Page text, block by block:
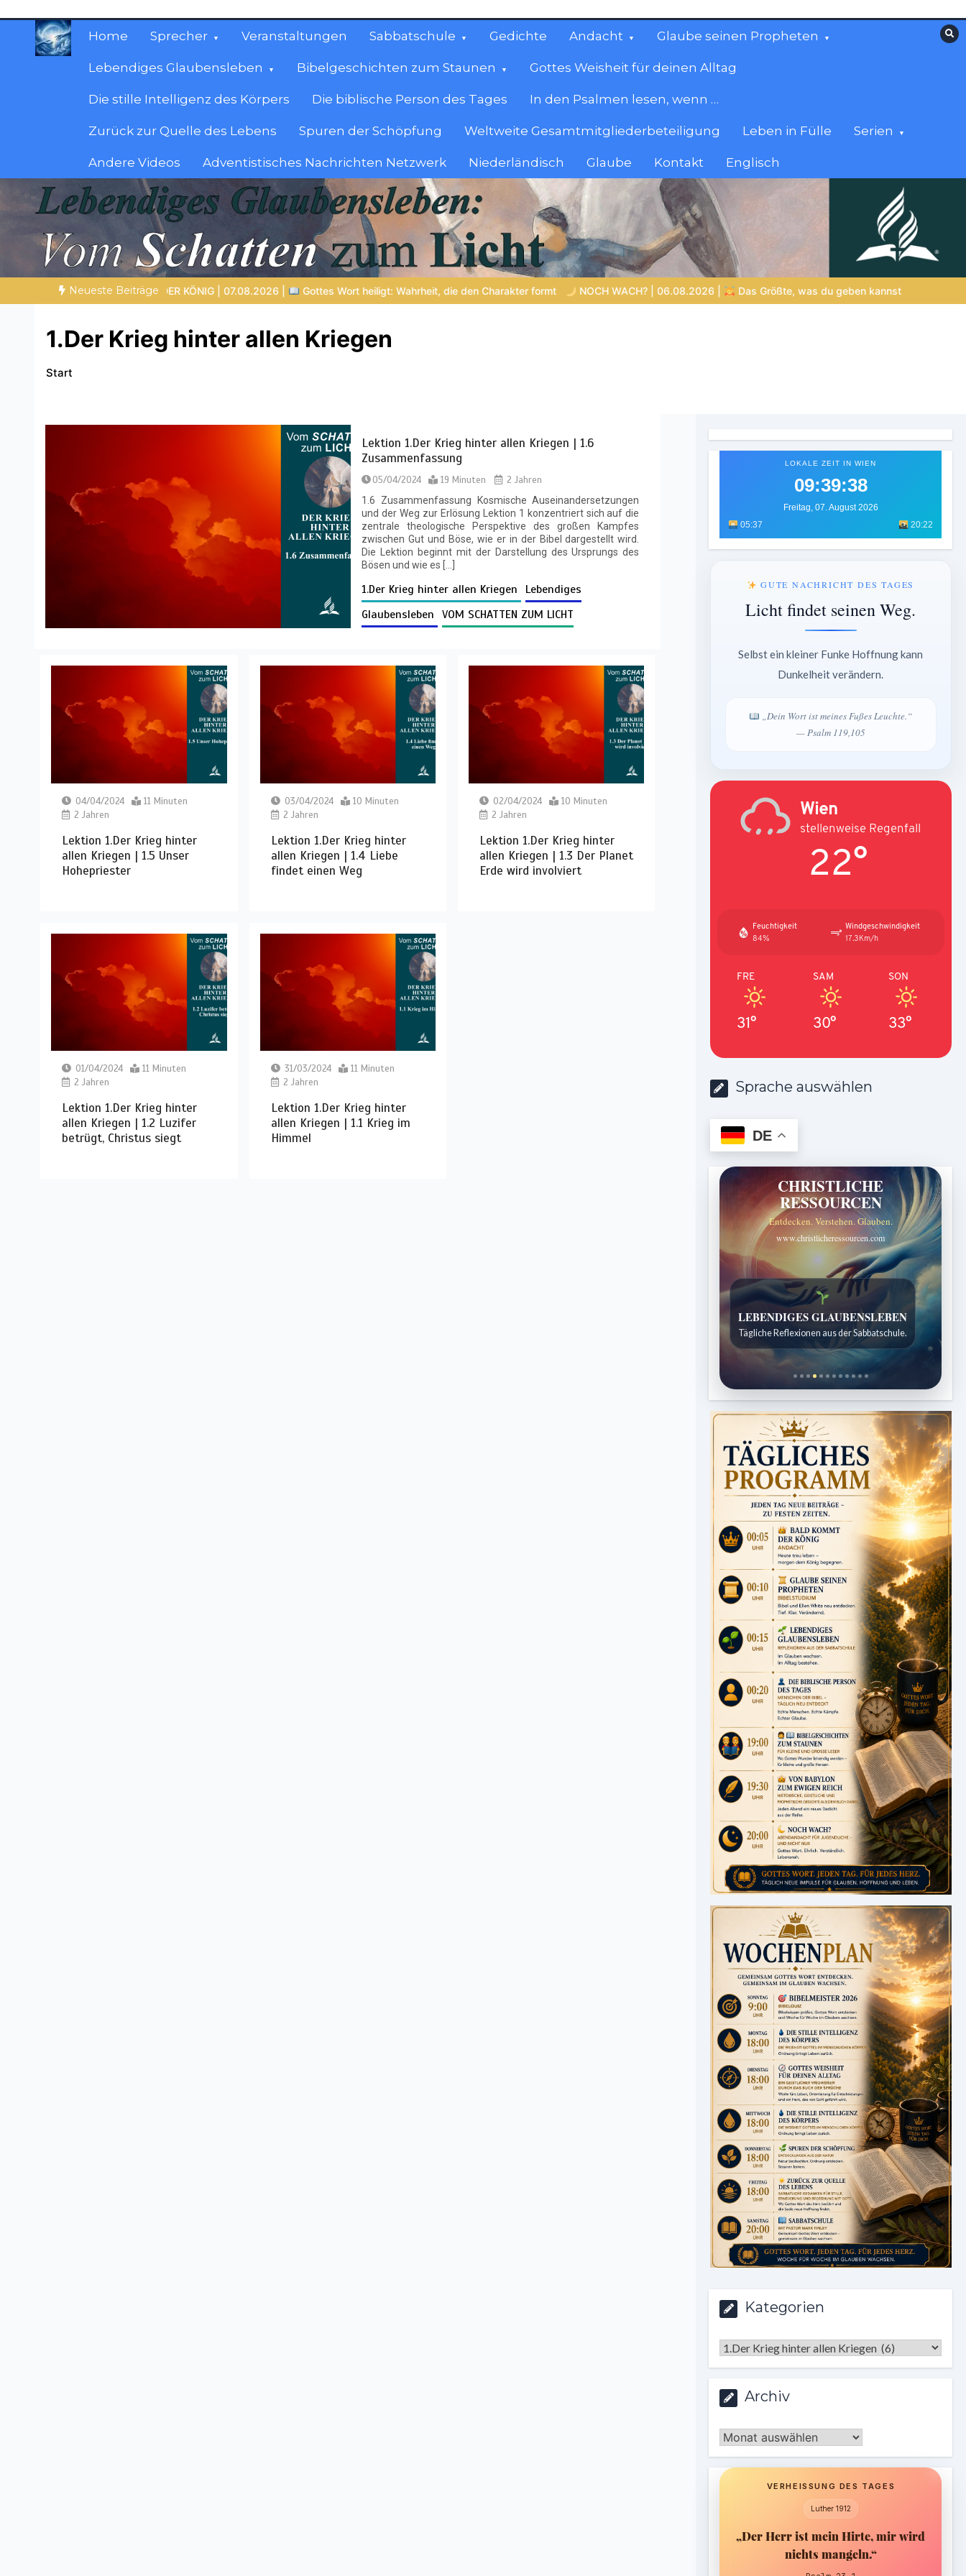
springen
Home Sprecher Veranstaltungen Sabbatschule Gedichte Andacht Glaube seinen Propheten
Lebendiges Glaubensleben Bibelgeschichten zum Staunen Gottes Weisheit für deinen Alltag
Die stille Intelligenz des Körpers Die biblische Person des Tages In den Psalmen lesen, wenn …
Zurück zur Quelle des Lebens Spuren der Schöpfung Weltweite Gesamtmitgliederbeteiligung Leben in Fülle Serien
Andere Videos Adventistisches Nachrichten Netzwerk Niederländisch Glaube Kontakt Englisch
Christliche Ressourcen
Materialien, die stärken. Antworten, die leiten.
Neueste Beiträge
DER KÖNIG | 07.08.2026 | Gottes Wort heiligt: Wahrheit, die den Charakter formt NOCH WACH? | 06.08.2026 | Das Größte, was du geben kannst VON BABYLON ZUM EWIGEN REICH
1.Der Krieg hinter allen Kriegen
Start
Lektion 1.Der Krieg hinter allen Kriegen | 1.6
Zusammenfassung
05/04/2024 19 Minuten
2 Jahren
1.6 Zusammenfassung Kosmische Auseinandersetzungen
und der Weg zur Erlösung Lektion 1 konzentriert sich auf die
zentrale theologische Perspektive des großen Kampfes
zwischen Gut und Böse, wie er in der Bibel dargestellt wird.
Die Lektion beginnt mit der Darstellung des Ursprungs des
Bösen und wie es […]
1.Der Krieg hinter allen Kriegen
Lebendiges
Glaubensleben
VOM SCHATTEN ZUM LICHT
04/04/2024
11 Minuten
2 Jahren
Lektion 1.Der Krieg hinter
allen Kriegen | 1.5 Unser
Hohepriester
03/04/2024
10 Minuten
2 Jahren
Lektion 1.Der Krieg hinter
allen Kriegen | 1.4 Liebe
findet einen Weg
02/04/2024
10 Minuten
2 Jahren
Lektion 1.Der Krieg hinter
allen Kriegen | 1.3 Der Planet
Erde wird involviert
01/04/2024
11 Minuten
2 Jahren
Lektion 1.Der Krieg hinter
allen Kriegen | 1.2 Luzifer
betrügt, Christus siegt
31/03/2024
11 Minuten
2 Jahren
Lektion 1.Der Krieg hinter
allen Kriegen | 1.1 Krieg im
Himmel
LOKALE ZEIT IN WIEN
09:39:39
Freitag, 07. August 2026
05:37
20:22
GUTE NACHRICHT DES TAGES
Licht findet seinen Weg.
Selbst ein kleiner Funke Hoffnung kann
Dunkelheit verändern.
„Dein Wort ist meines Fußes Leuchte.“
— Psalm 119,105
Wien
stellenweise Regenfall
22°
Feuchtigkeit
84%
Windgeschwindigkeit
17.3Km/h
FRE
31°
SAM
30°
SON
33°
Sprache auswählen
DE
CHRISTLICHE
RESSOURCEN
Entdecken. Verstehen. Glauben.
www.christlicheressourcen.com
Bibelgeschichten zum Staunen
Kindergeschichten für 7 bis 12 Jahre.
Kategorien
Kategorien
Archiv
Archiv
VERHEISSUNG DES TAGES
Luther 1912
„Der Herr ist mein Hirte, mir wird
nichts mangeln.“